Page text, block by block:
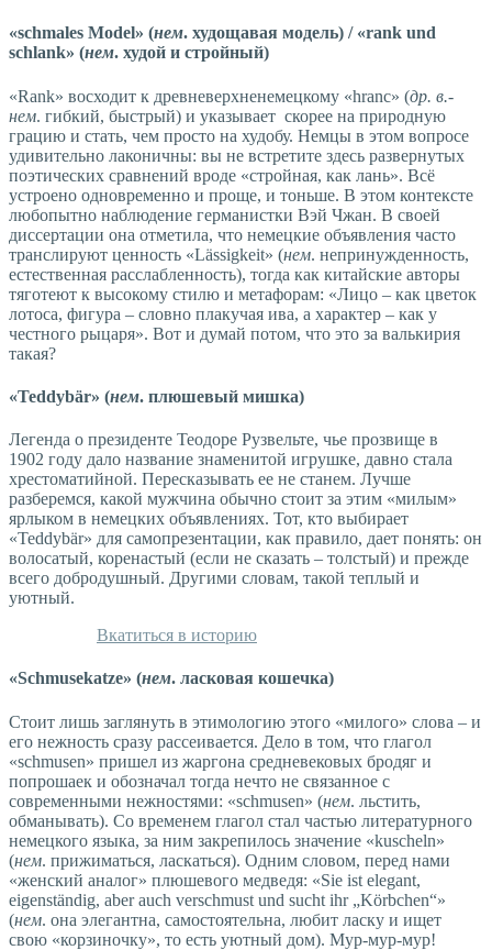
«schmales Model» (нем. худощавая модель) / «rank und
schlank» (нем. худой и стройный)
«Rank» восходит к древневерхненемецкому «hranc» (др. в.-
нем. гибкий, быстрый) и указывает скорее на природную
грацию и стать, чем просто на худобу. Немцы в этом вопросе
удивительно лаконичны: вы не встретите здесь развернутых
поэтических сравнений вроде «стройная, как лань». Всё
устроено одновременно и проще, и тоньше. В этом контексте
любопытно наблюдение германистки Вэй Чжан. В своей
диссертации она отметила, что немецкие объявления часто
транслируют ценность «Lässigkeit» (нем. непринужденность,
естественная расслабленность), тогда как китайские авторы
тяготеют к высокому стилю и метафорам: «Лицо – как цветок
лотоса, фигура – словно плакучая ива, а характер – как у
честного рыцаря». Вот и думай потом, что это за валькирия
такая?
«Teddybär» (нем. плюшевый мишка)
Легенда о президенте Теодоре Рузвельте, чье прозвище в
1902 году дало название знаменитой игрушке, давно стала
хрестоматийной. Пересказывать ее не станем. Лучше
разберемся, какой мужчина обычно стоит за этим «милым»
ярлыком в немецких объявлениях. Тот, кто выбирает
«Teddybär» для самопрезентации, как правило, дает понять: он
волосатый, коренастый (если не сказать – толстый) и прежде
всего добродушный. Другими словам, такой теплый и
уютный.
Вкатиться в историю
«Schmusekatze» (нем. ласковая кошечка)
Стоит лишь заглянуть в этимологию этого «милого» слова – и
его нежность сразу рассеивается. Дело в том, что глагол
«schmusen» пришел из жаргона средневековых бродяг и
попрошаек и обозначал тогда нечто не связанное с
современными нежностями: «schmusen» (нем. льстить,
обманывать). Со временем глагол стал частью литературного
немецкого языка, за ним закрепилось значение «kuscheln»
(нем. прижиматься, ласкаться). Одним словом, перед нами
«женский аналог» плюшевого медведя: «Sie ist elegant,
eigenständig, aber auch verschmust und sucht ihr „Körbchen“»
(нем. она элегантна, самостоятельна, любит ласку и ищет
свою «корзиночку», то есть уютный дом). Мур-мур-мур!